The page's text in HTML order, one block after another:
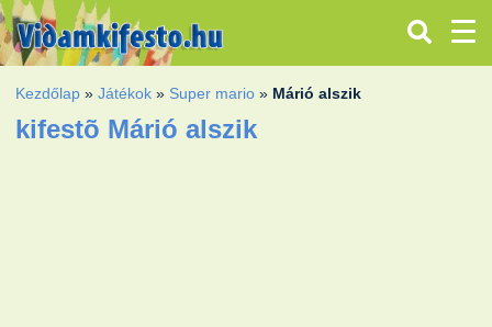
Kezdőlap »Játékok » Super mario » Márió alszik
kifestõ Márió alszik